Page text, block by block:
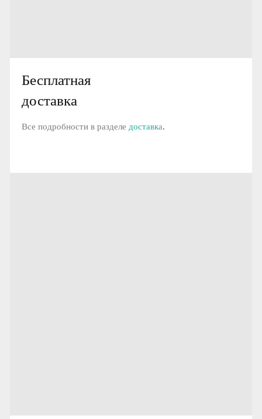
Бесплатная
доставка
Все подробности в разделе доставка.